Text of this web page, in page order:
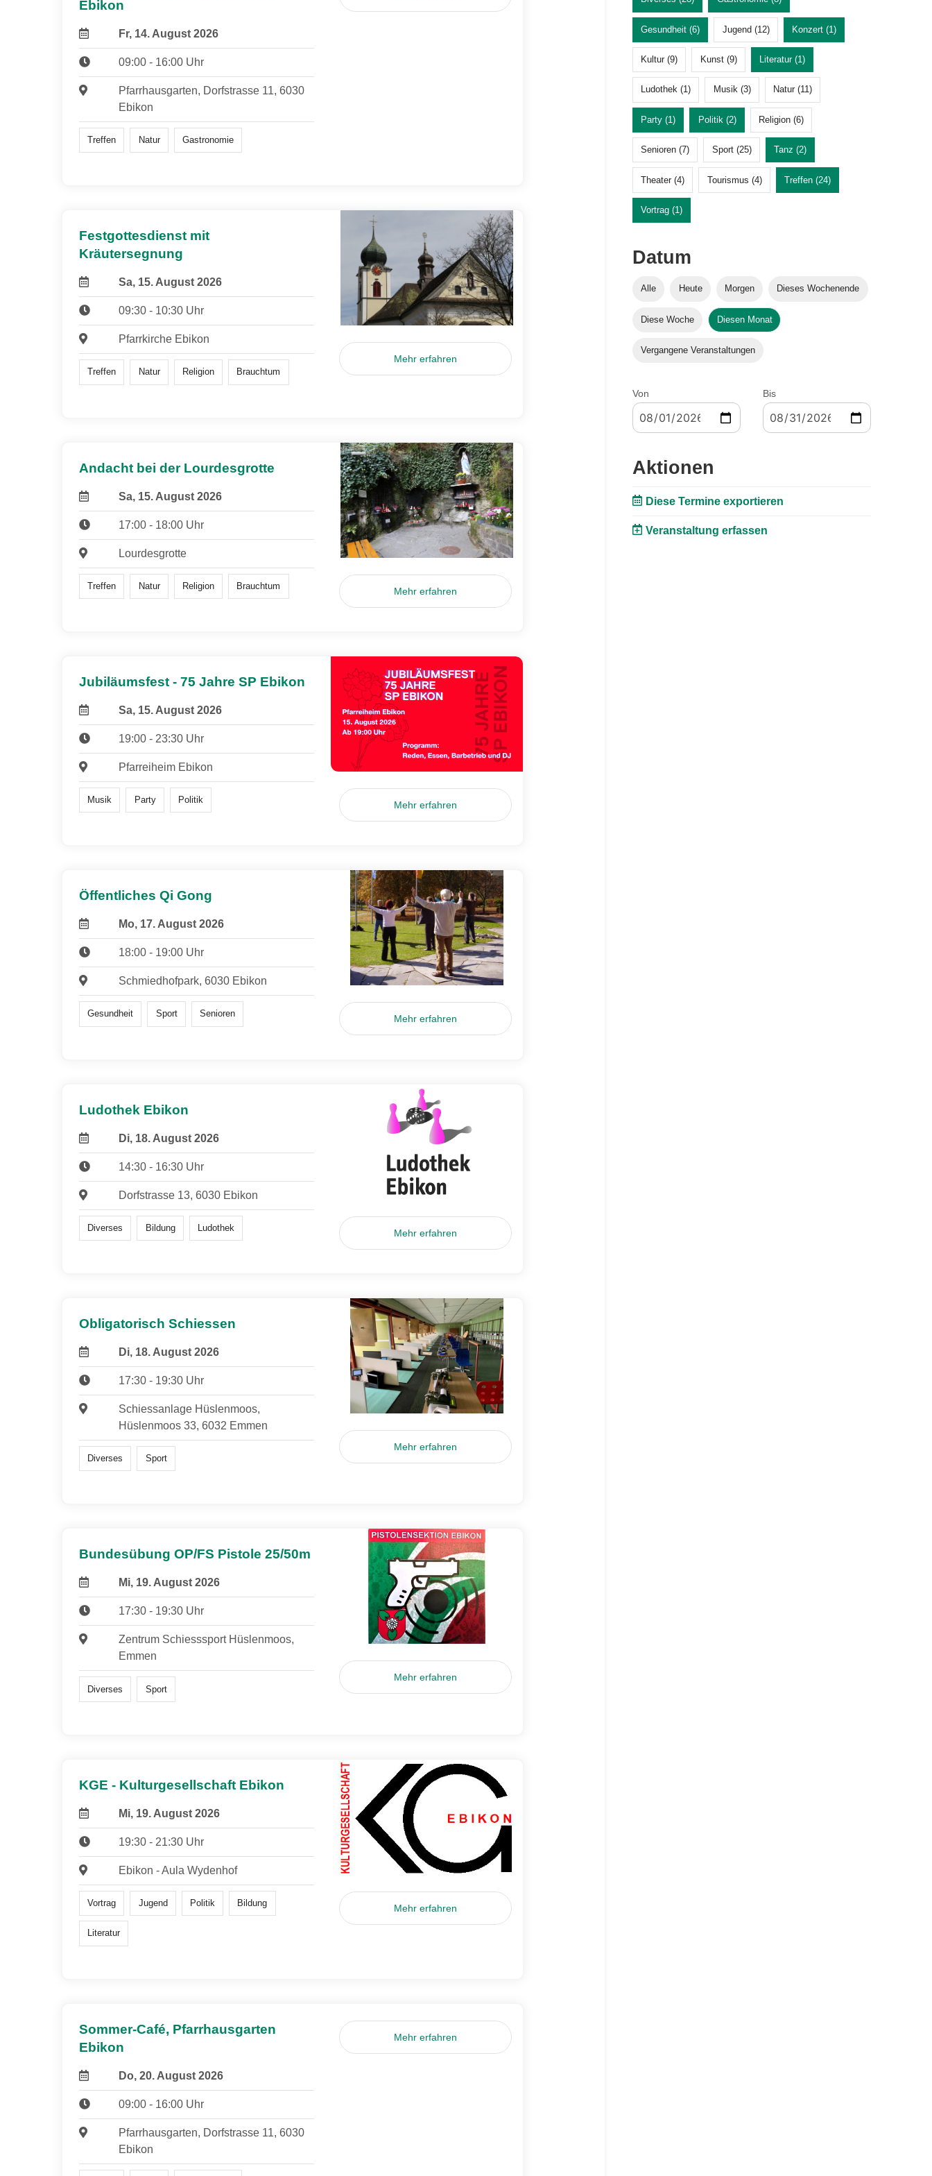
Ebikon
Fr, 14. August 2026
09:00 - 16:00 Uhr
Pfarrhausgarten, Dorfstrasse 11, 6030
Ebikon
Treffen Natur Gastronomie
Festgottesdienst mit
Kräutersegnung
Sa, 15. August 2026
09:30 - 10:30 Uhr
Pfarrkirche Ebikon
Treffen Natur Religion Brauchtum
Mehr erfahren
Andacht bei der Lourdesgrotte
Sa, 15. August 2026
17:00 - 18:00 Uhr
Lourdesgrotte
Treffen Natur Religion Brauchtum Mehr erfahren
Jubiläumsfest - 75 Jahre SP Ebikon
Sa, 15. August 2026
19:00 - 23:30 Uhr
Pfarreiheim Ebikon
Musik Party Politik Mehr erfahren
Öffentliches Qi Gong
Mo, 17. August 2026
18:00 - 19:00 Uhr
Schmiedhofpark, 6030 Ebikon
Gesundheit Sport Senioren Mehr erfahren
Ludothek Ebikon
Di, 18. August 2026
14:30 - 16:30 Uhr
Dorfstrasse 13, 6030 Ebikon
Diverses Bildung Ludothek Mehr erfahren
Obligatorisch Schiessen
Di, 18. August 2026
17:30 - 19:30 Uhr
Schiessanlage Hüslenmoos,
Hüslenmoos 33, 6032 Emmen
Diverses Sport
Mehr erfahren
Bundesübung OP/FS Pistole 25/50m
Mi, 19. August 2026
17:30 - 19:30 Uhr
Zentrum Schiesssport Hüslenmoos,
Emmen
Diverses Sport
Mehr erfahren
KGE - Kulturgesellschaft Ebikon
Mi, 19. August 2026
19:30 - 21:30 Uhr
Ebikon - Aula Wydenhof
Vortrag Jugend Politik Bildung
Literatur
Mehr erfahren
Sommer-Café, Pfarrhausgarten
Ebikon
Do, 20. August 2026
09:00 - 16:00 Uhr
Pfarrhausgarten, Dorfstrasse 11, 6030
Ebikon
Mehr erfahren
Gesundheit (6) Jugend (12) Konzert (1)
Kultur (9) Kunst (9) Literatur (1)
Ludothek (1) Musik (3) Natur (11)
Party (1) Politik (2) Religion (6)
Senioren (7) Sport (25) Tanz (2)
Theater (4) Tourismus (4) Treffen (24)
Vortrag (1)
Datum
Alle Heute Morgen Dieses Wochenende
Diese Woche Diesen Monat
Vergangene Veranstaltungen
Von Bis
Aktionen
Diese Termine exportieren
Veranstaltung erfassen